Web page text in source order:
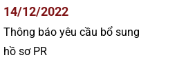
14/12/2022
Thông báo yêu cầu bổ sung
hồ sơ PR